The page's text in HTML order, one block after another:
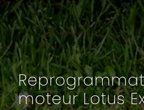
moteur Lotus